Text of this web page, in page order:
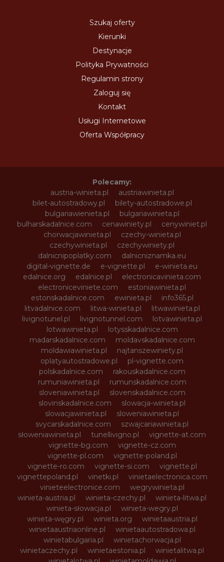
Szukaj oferty
Kierunki
Destynacje
Polityka Prywatności
Regulamin strony
Zaloguj się
Kontakt
Usługi Internetowe
Oferta Współpracy
Polecamy:
austria-winieta.pl
austriawinieta.pl
bilet-autostradowy.pl
bilety-autostradowe.pl
bulgariawienieta.pl
bulgariawinieta.pl
bulharskadalnice.com
cenawiniety.pl
cenywiniet.pl
chorwacjawinieta.pl
czechy-winieta.pl
czechywinieta.pl
czechywiniety.pl
dalnicnipoplatky.com
dalnicniznamka.eu
digital-vignette.de
e-vignette.pl
e-winieta.eu
edalnice.org
edalnice.pl
electronicavinieta.com
electroniceviniete.com
estoniawinieta.pl
estonskadalnice.com
ewinieta.pl
info365.pl
litvadalnice.com
litwa-winieta.pl
litwawinieta.pl
livignotunel.pl
livignotunnel.com
lotvawinieta.pl
lotwawinieta.pl
lotysskadalnice.com
madarskadalnice.com
moldavskadalnice.com
moldawiawinieta.pl
najtanszewiniety.pl
oplatyautostradowe.pl
pl-vignette.com
polskadalnice.com
rakouskadalnice.com
rumuniawinieta.pl
rumunskadalnice.com
sloveniawinieta.pl
slovenskadalnice.com
slovinskadalnice.com
slowacja-winieta.pl
slowacjawinieta.pl
sloweniawinieta.pl
svycarskadalnice.com
szwajcariawinieta.pl
słoweniawinieta.pl
tunellivigno.pl
vignette-at.com
vignette-bg.com
vignette-cz.com
vignette-pl.com
vignette-poland.pl
vignette-ro.com
vignette-si.com
vignette.pl
vignettepoland.pl
vinetki.pl
vinietaelectronica.com
vinieteelectronice.com
wegrywinieta.pl
winieta-austria.pl
winieta-czechy.pl
winieta-litwa.pl
winieta-słowacja.pl
winieta-wegry.pl
winieta-węgry.pl
winieta.org
winietaaustria.pl
winietaaustriaonline.pl
winietaautostradowa.pl
winietabulgaria.pl
winietachorwacja.pl
winietaczechy.pl
winietaestonia.pl
winietalitwa.pl